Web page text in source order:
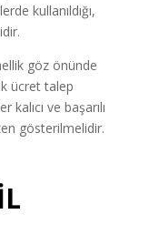
kullanıldığı,
göz önünde
ücret talep
ve başarılı
gösterilmelidir.